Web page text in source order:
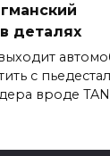
деталях
с
вроде